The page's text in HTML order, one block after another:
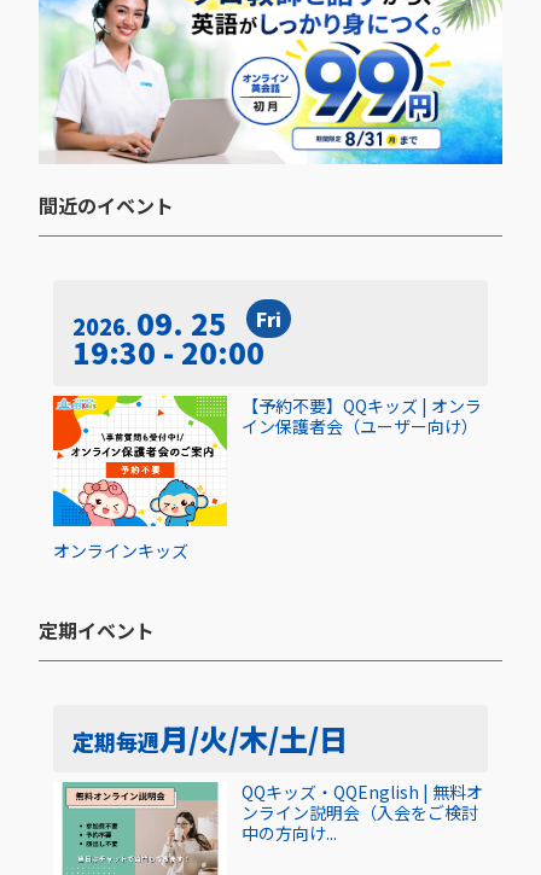
間近のイベント​
2026 09. 25 Fri
19:30 - 20:00
オンラインキッズ
【予約不要】QQキッズ | オンラ
イン保護者会（ユーザー向け）
定期イベント​
定期毎週月/火/木/土/日
QQキッズ・QQEnglish | 無料オ
ンライン説明会（入会をご検討
中の方向け...